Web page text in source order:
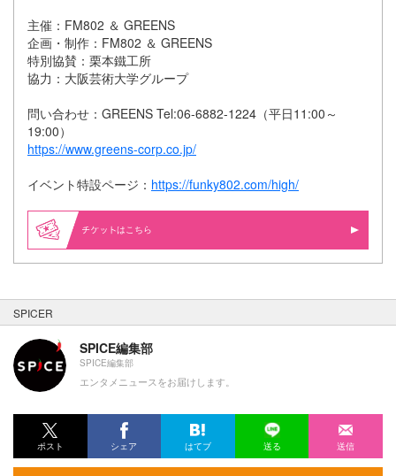
主催：FM802 ＆ GREENS
企画・制作：FM802 ＆ GREENS
特別協賛：栗本鐵工所
協力：大阪芸術大学グループ
問い合わせ：GREENS Tel:06-6882-1224（平日11:00～
19:00）
https://www.greens-corp.co.jp/
イベント特設ページ： https://funky802.com/high/
はこちら
SPICER
SPICE編集部
SPICE編集部
エンタメニュースをお届けします。
ポスト シェア はてブ 送る 送信